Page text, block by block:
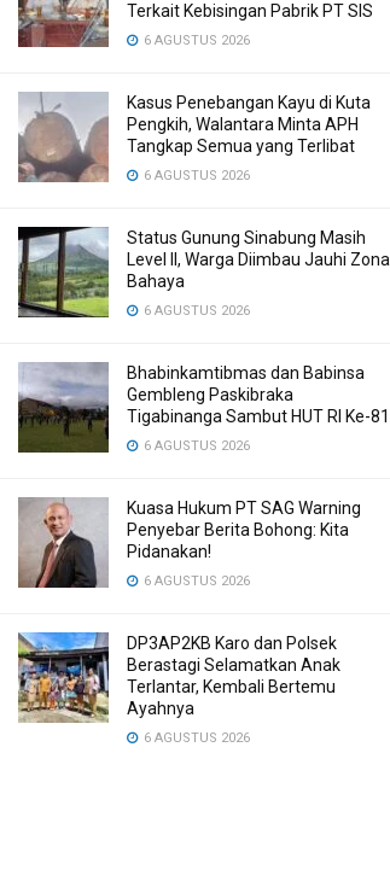
Terkait Kebisingan Pabrik PT SIS
6 AGUSTUS 2026
Kasus Penebangan Kayu di Kuta
Pengkih, Walantara Minta APH
Tangkap Semua yang Terlibat
6 AGUSTUS 2026
Status Gunung Sinabung Masih
Level II, Warga Diimbau Jauhi Zona
Bahaya
6 AGUSTUS 2026
Bhabinkamtibmas dan Babinsa
Gembleng Paskibraka
Tigabinanga Sambut HUT RI Ke-81
6 AGUSTUS 2026
Kuasa Hukum PT SAG Warning
Penyebar Berita Bohong: Kita
Pidanakan!
6 AGUSTUS 2026
DP3AP2KB Karo dan Polsek
Berastagi Selamatkan Anak
Terlantar, Kembali Bertemu
Ayahnya
6 AGUSTUS 2026